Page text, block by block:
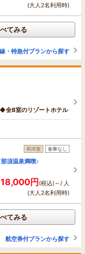
(大人2名利用時)
てみる
・特急付プランから探す
全8室のリゾートホテル
和洋室 食事なし
須温泉満喫♪
18,000円(税込)～/ 人
(大人2名利用時)
てみる
航空券付プランから探す